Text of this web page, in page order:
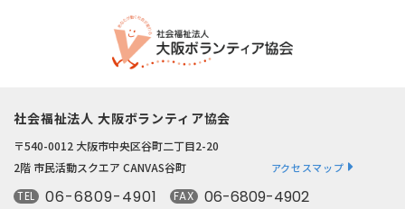
社会福祉法人 大阪ボランティア協会
〒540-0012 大阪市中央区谷町二丁目2-20
2階 市民活動スクエア CANVAS谷町
アクセスマップ
TEL 06-6809-4901 FAX 06-6809-4902